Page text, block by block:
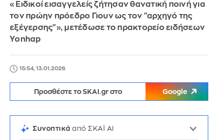
«Ειδικοί εισαγγελείς ζήτησαν θανατική ποινή για
τον πρώην πρόεδρο Γιουν ως τον "αρχηγό της
εξέγερσης"», μετέδωσε το πρακτορείο ειδήσεων
Yonhap
15:54, 13.01.2026
Προσθέστε το SKAI.gr στο Google
Συνοπτικά από ΣΚΑΪ AI